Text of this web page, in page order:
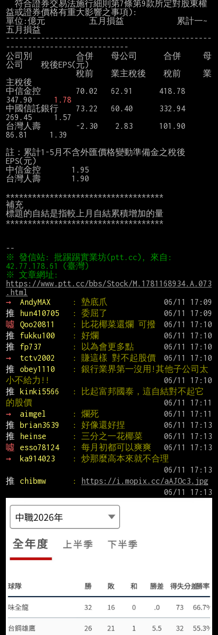
益或證券價格有重大影響之事項):
單位:億元          五月損益            累計一~
五月損益
-----------------------------------------------
----------------------------
公司別          合併    母公司      合併     母
公司    稅後EPS(元)
主稅後
中信金控        70.02   62.91      418.78
347.90 1.78
中國信託銀行    73.22   60.40      332.94
269.45     1.57
台灣人壽        -2.30    2.83      101.90
86.81     1.39
註：累計1-5月不含外匯價格變動準備金之稅後
EPS(元)
中信金控       1.95
台灣人壽       1.90
************************************
補充
標題的自結是指較上月自結累積增加的量
************************************
※ 發信站: 批踢踢實業坊(ptt.cc), 來自:
https://www.ptt.cc/bbs/Stock/M.1781168934.A.073
.html
→
AndyMAX : 墊底爪
推
hun410705 : 委屈了
噓
Qoo20811 : 比花椰菜還爛 可撥
推
fukku100 : 好爛
推
fp737 : 以為會更多點
→
tctv2002 : 賺這樣 對不起股價
推
obey1110
: 銀行業界第一沒用!其他子公司太
小不給力!!
推
kinki5566
: 比起富邦國泰，這自結對不起它
的股價
→
aimgel : 爛死
推
brian3639 : 好像還好捏
推
heinse : 三分之一花椰菜
噓
esso78124 : 每月初都可以爽爽
→
ka914023
: 炒那麼高本來就不合理
推
chibmw :
https://i.mopix.cc/aAJOc3.jpg